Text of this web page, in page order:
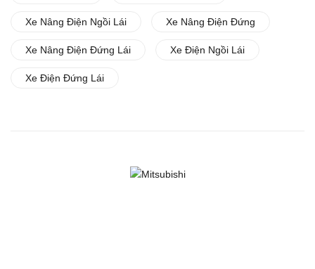
Xe Nâng Điện Ngồi Lái Xe Nâng Điện Đứng
Xe Nâng Điện Đứng Lái Xe Điện Ngồi Lái
Xe Điện Đứng Lái